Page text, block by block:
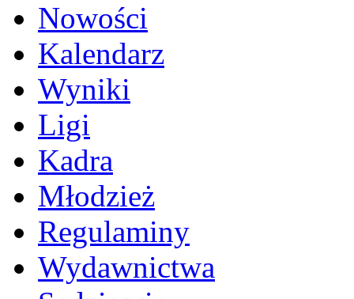
Nowości
Kalendarz
Wyniki
Ligi
Kadra
Młodzież
Regulaminy
Wydawnictwa